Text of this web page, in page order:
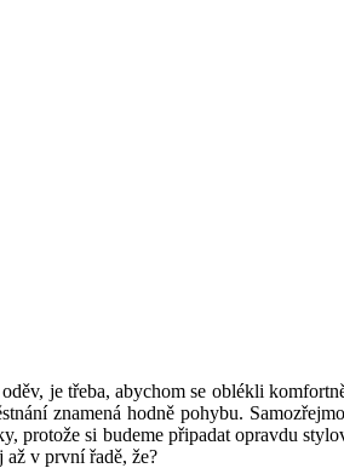
je třeba, abychom se oblékli
znamená hodně pohybu.
protože si budeme připadat opravdu
v první řadě, že?